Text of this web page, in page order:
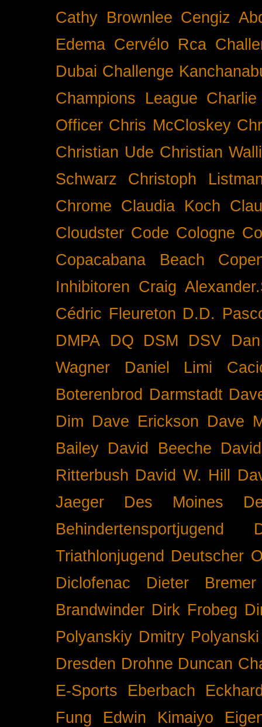
Cathy Brownlee Cengiz
Edema Cervélo Rca
Dubai Challenge
Champions League
Officer Chris McCloskey
Christian Ude Christian
Schwarz
Christoph
Chrome Claudia Koch
Cloudster Code Cologne
Copacabana Beach
Inhibitoren Craig
Cédric Fleureton D.D.
DMPA
DQ DSM DSV
Wagner
Daniel Limi
Boterenbrod Darmstadt
Dim Dave Erickson Dave
Bailey David Beeche
Ritterbush David W. Hill
Jaeger
Des Moines
Behindertensportjugend
Triathlonjugend Deutscher
Diclofenac
Dieter Bremer
Brandwinder Dirk Frobeg
Polyanskiy Dmitry Polyanski
Dresden Drohne Duncan
E-Sports
Eberbach
Fung
Edwin Kimaiyo